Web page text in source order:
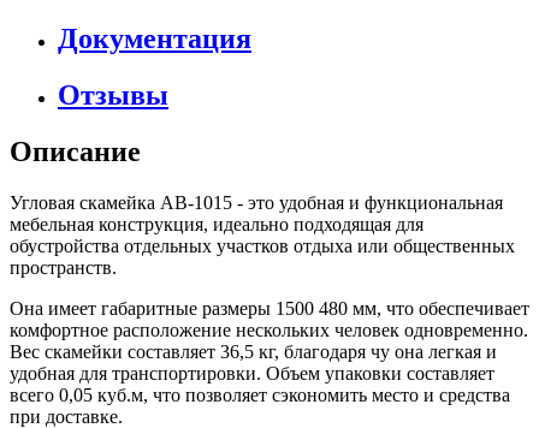
Документация
Отзывы
Описание
Угловая скамейка AB-1015 - это удобная и функциональная
мебельная конструкция, идеально подходящая для
обустройства отдельных участков отдыха или общественных
пространств.
Она имеет габаритные размеры 1500 480 мм, что обеспечивает
комфортное расположение нескольких человек одновременно.
Вес скамейки составляет 36,5 кг, благодаря чу она легкая и
удобная для транспортировки. Объем упаковки составляет
всего 0,05 куб.м, что позволяет сэкономить место и средства
при доставке.